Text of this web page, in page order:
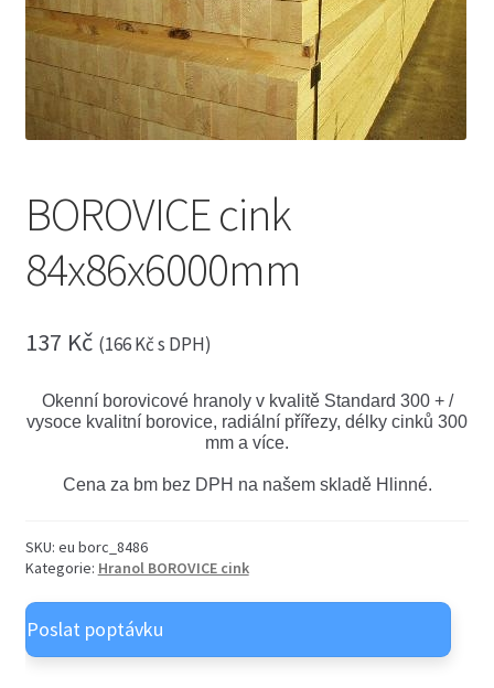
menu
Truhlářské řezivo
child
menu
Stavební řezivo
Expand
child
menu
Exotické řezivo
Expand
Fasádní profily
Masivní podlahy
Hoblované profily
Expand
child
menu
Dřevěné terasy
Nátěry OSMO vnitřní
Expand
child
BOROVICE cink
84x86x6000mm
137 Kč (166Kčs DPH)
Okenní borovicové hranoly v kvalitě Standard 300 + /
vysoce kvalitní borovice, radiální přířezy, délky cinků 300
mm a více.
Cena za bm bez DPH na našem skladě Hlinné.
SKU: eu borc_8486
Kategorie: Hranol BOROVICE cink